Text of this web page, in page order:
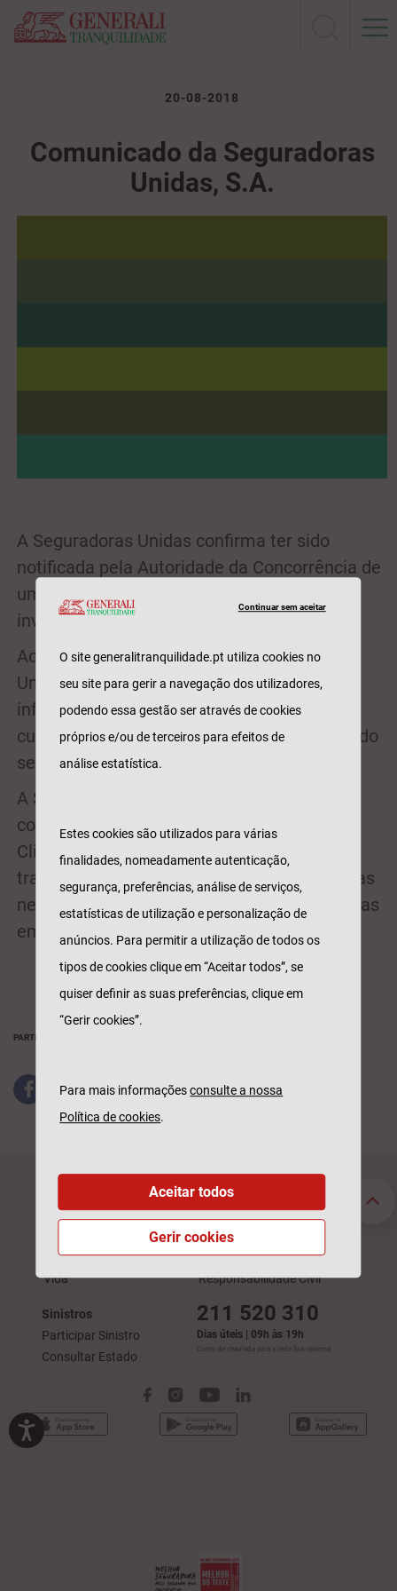
20-08-2018
Comunicado da Seguradoras
Unidas, S.A.
A Seguradoras Unidas confirma ter sido
notificada pela Autoridade da Concorrência de
uma Nota de Ilicitude, no âmbito de uma
investigação sobre práticas concorrenciais.
Ao longo deste processo, a Seguradoras
Unidas colaborou com a AdC e prestou as
informações solicitadas, no rigoroso
cumprimento das normas de compliance e do
seu Código de Conduta.
A Seguradoras Unidas reitera o seu
compromisso com os seus Parceiros e
Clientes na defesa de um mercado
transparente, profissional e orientado para as
necessidades das pessoas, das famílias e das
empresas.
PARTILHAR
Seguros Particulares
Automóvel
Saúde
Vida
Seguros Empresas
Acidentes de Trabalho
Automóvel
Saúde
Responsabilidade Civil
Sinistros
Participar Sinistro
Consultar Estado
211 520 310
Dias úteis | 09h às 19h
Custo de chamada para a rede fixa nacional
Continuar sem aceitar
O site generalitranquilidade.pt utiliza cookies no
seu site para gerir a navegação dos utilizadores,
podendo essa gestão ser através de cookies
próprios e/ou de terceiros para efeitos de
análise estatística.
Estes cookies são utilizados para várias
finalidades, nomeadamente autenticação,
segurança, preferências, análise de serviços,
estatísticas de utilização e personalização de
anúncios. Para permitir a utilização de todos os
tipos de cookies clique em “Aceitar todos”, se
quiser definir as suas preferências, clique em
“Gerir cookies”.
Para mais informaçõesconsulte a nossa
Política de cookies.
Gerir cookies
Aceitar todos